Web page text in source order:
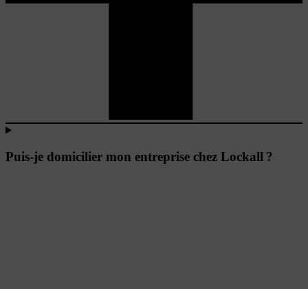
Puis-je domicilier mon entreprise chez Lockall ?